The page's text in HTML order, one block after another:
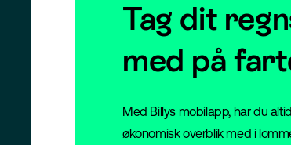
Tag dit
med på
Med Billys mobilapp, har du
økonomisk overblik med i